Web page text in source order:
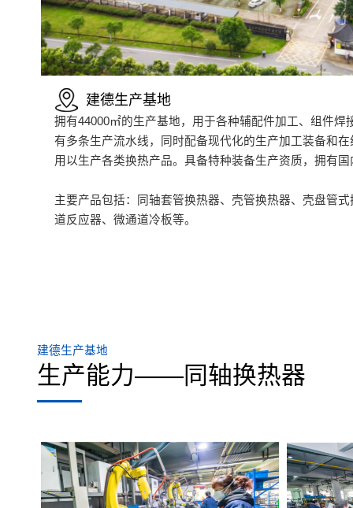
建德生产基地
拥有44000㎡的生产基地，用于各种辅配件加工、组件焊
有多条生产流水线，同时配备现代化的生产加工装备和
用以生产各类换热产品。具备特种装备生产资质，拥有
主要产品包括：同轴套管换热器、壳管换热器、壳盘管
道反应器、微通道冷板等。
建德生产基地
生产能力——同轴换热器